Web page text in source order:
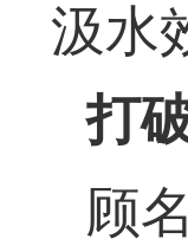
汲水
打
顾